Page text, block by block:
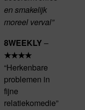
en smakelijk
moreel verval”
8WEEKLY –
★★★★
“Herkenbare
problemen in
fijne
relatiekomedie”